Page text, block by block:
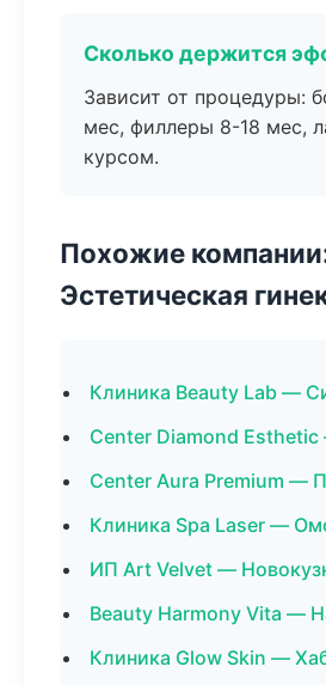
Сколько держится
Зависит от процедуры:
мес, филлеры 8-18 мес,
курсом.
Похожие
Эстетическая
Клиника Beauty Lab —
Center Diamond
Center Aura Premium —
Клиника Spa Laser —
ИП Art Velvet —
Beauty Harmony Vita —
Клиника Glow Skin —